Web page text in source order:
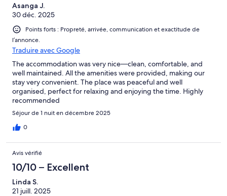
Asanga J.
30 déc. 2025
Points forts : Propreté, arrivée, communication et exactitude de
l’annonce.
Traduire avec Google
The accommodation was very nice—clean, comfortable, and
well maintained. All the amenities were provided, making our
stay very convenient. The place was peaceful and well
organised, perfect for relaxing and enjoying the time. Highly
recommended
Séjour de 1 nuit en décembre 2025
0
Avis vérifié
10/10 – Excellent
Linda S.
21 juill. 2025